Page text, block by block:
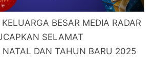
BESAR MEDIA RADAR
SELAMAT
NATAL DAN TAHUN BARU 2025